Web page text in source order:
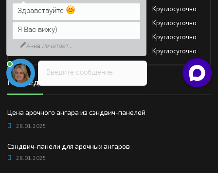
Четверг
Круглосуточно
Пятница
Круглосуточно
Суббота
Круглосуточно
Воскресение
Круглосуточно
Последние новости
Цена арочного ангара из сэндвич-панелей
28.01.2025
Сэндвич-панели для арочных ангаров
28.01.2025
Введите сообщение
Здравствуйте
Я Вас вижу)
Анна печатает...